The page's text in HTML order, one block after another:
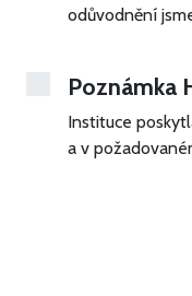
odůvodnění
Poznámka
Instituce
a v